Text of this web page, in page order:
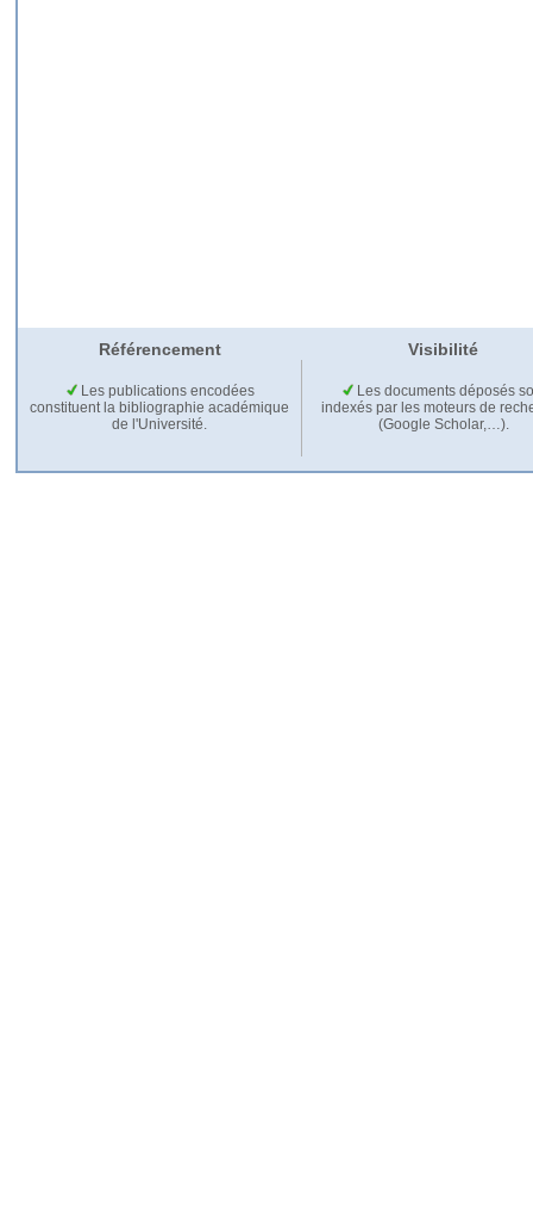
Référencement Visibilité
Les publications encodées
constituent la bibliographie académique
de l'Université.
Les documents déposés
indexés par les moteurs de
(Google Scholar,…).